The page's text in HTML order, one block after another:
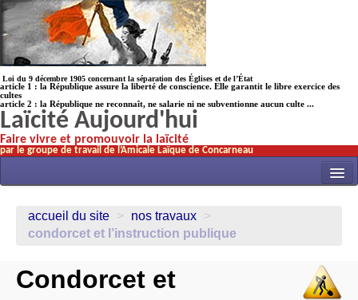
Loi du 9 décembre 1905 concernant la séparation des Églises et de l’État
article 1 : la République assure la liberté de conscience. Elle garantit le libre exercice des
cultes
article 2 : la République ne reconnaît, ne salarie ni ne subventionne aucun culte ...
Laïcité Aujourd'hui
Faire vivre et promouvoir la laïcité
par le groupe de travail de l’Amicale Laïque de Concarneau
ACTUALITÉS
ÉCOLES
accueil du site > nos travaux >
condorcet et l’instruction publique
Condorcet et